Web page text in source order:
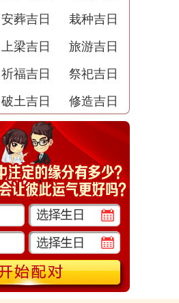
安葬吉日
栽种吉日
上梁吉日
旅游吉日
祈福吉日
祭祀吉日
破土吉日 修造吉日